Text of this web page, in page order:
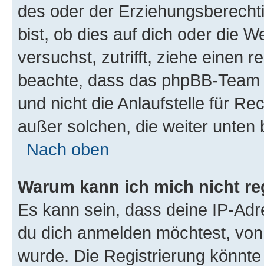
des oder der
bist, ob dies auf dich oder die
versuchst, zutrifft, ziehe einen
beachte, dass das phpBB-
und nicht die Anlaufstelle für
außer solchen, die weiter unten
Nach oben
Warum kann ich mich nicht
Es kann sein, dass deine IP-
du dich anmelden möchtest,
wurde. Die Registrierung